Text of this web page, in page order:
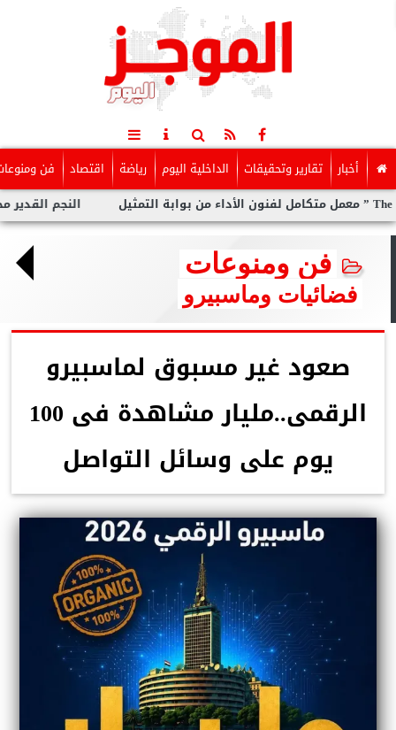
أخبار تقارير وتحقيقات الداخلية اليوم رياضة اقتصاد فن
النجم القدير محمد
فن ومنوعات
فضائيات وماسبيرو
صعود غير مسبوق لماسبيرو
الرقمى..مليار مشاهدة فى 100
يوم على وسائل التواصل